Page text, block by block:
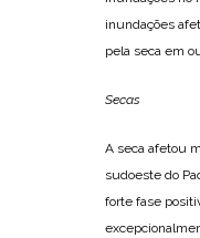
inundações
pela seca em
Secas
A seca afetou
sudoeste do
forte fase